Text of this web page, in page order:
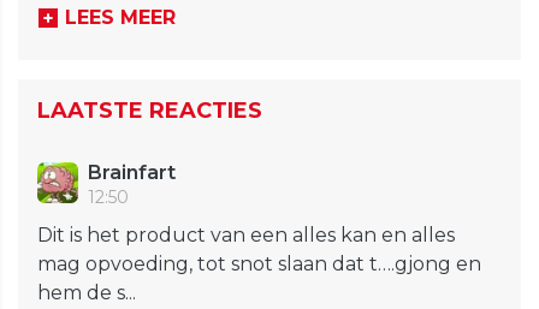
LEES MEER
LAATSTE REACTIES
Brainfart
12:50
Dit is het product van een alles kan en alles
mag opvoeding, tot snot slaan dat t….gjong en
hem de s...